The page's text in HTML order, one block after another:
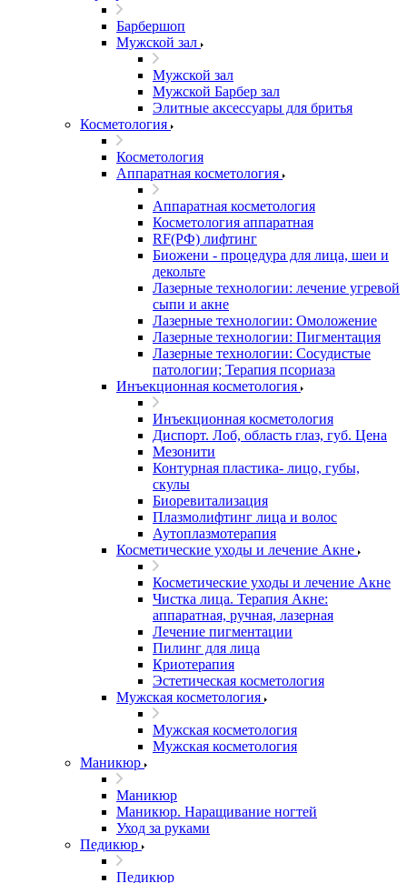
Барбершоп
Мужской зал
Мужской зал
Мужской Барбер зал
Элитные аксессуары для бритья
Косметология
Косметология
Аппаратная косметология
Аппаратная косметология
Косметология аппаратная
RF(РФ) лифтинг
Биожени - процедура для лица, шеи и
декольте
Лазерные технологии: лечение угревой
сыпи и акне
Лазерные технологии: Омоложение
Лазерные технологии: Пигментация
Лазерные технологии: Сосудистые
патологии; Терапия псориаза
Инъекционная косметология
Инъекционная косметология
Диспорт. Лоб, область глаз, губ. Цена
Мезонити
Контурная пластика- лицо, губы,
скулы
Биоревитализация
Плазмолифтинг лица и волос
Аутоплазмотерапия
Косметические уходы и лечение Акне
Косметические уходы и лечение Акне
Чистка лица. Терапия Акне:
аппаратная, ручная, лазерная
Лечение пигментации
Пилинг для лица
Криотерапия
Эстетическая косметология
Мужская косметология
Мужская косметология
Мужская косметология
Маникюр
Маникюр
Маникюр. Наращивание ногтей
Уход за руками
Педикюр
Педикюр